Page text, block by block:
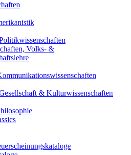
Volks- &
& Kulturwissenschaften